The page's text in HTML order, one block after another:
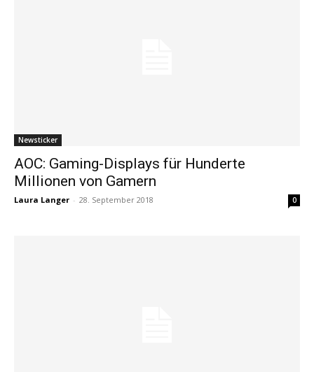
Newsticker
AOC: Gaming-Displays für Hunderte
Millionen von Gamern
Laura Langer - 28. September 2018 0